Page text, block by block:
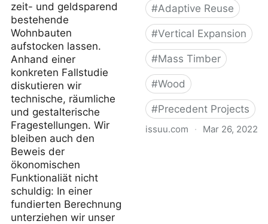
zeit- und geldsparend
bestehende
Wohnbauten
aufstocken lassen.
Anhand einer
konkreten Fallstudie
diskutieren wir
technische, räumliche
und gestalterische
Fragestellungen. Wir
bleiben auch den
Beweis der
ökonomischen
Funktionaliät nicht
schuldig: In einer
fundierten Berechnung
unterziehen wir unser
#Adaptive Reuse
#Vertical Expansion
#Mass Timber
#Wood
#Precedent Projects
issuu.com · Mar 26, 2022